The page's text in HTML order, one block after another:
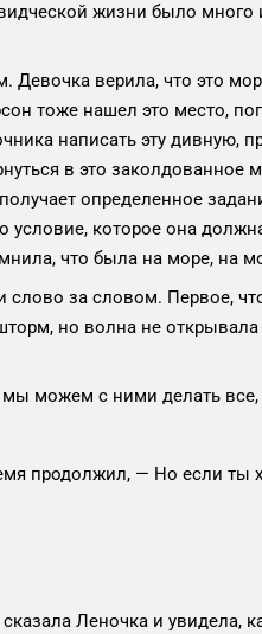
жизни было много
Девочка верила, что это
тоже нашел это место,
написать эту дивную,
в это
определенное
которое она
что была на море, на
за словом. Первое,
но волна не
можем с ними делать все,
продолжил, — Но если ты
Леночка и увидела,